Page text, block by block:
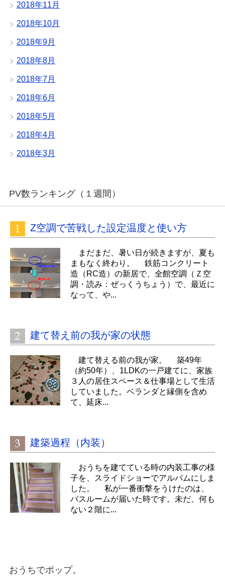
2018年11月
2018年10月
2018年9月
2018年8月
2018年7月
2018年6月
2018年5月
2018年4月
2018年3月
PV数ランキング（１週間）
Z空調で苦戦した設定温度と使い方
まだまだ、暑い日が続きますが、夏も
まもなく終わり。 鉄筋コンクリート
造（RC造）の新居で、全館空調（Ｚ空
調・読み：ぜっくうちょう）で、最近に
なって、や...
建て替え前の我が家の状態
建て替える前の我が家。 築49年
（約50年）、1LDKの一戸建てに、家族
３人の居住スペース＆仕事場として生活
していました。ベランダと縁側を含め
て、延床...
建築過程（内装）
おうちを建てている時の内装工事の様
子を、スライドショーでアルバムにしま
した。 私が一番衝撃をうけたのは、
バスルームが届いた時です。未だ、何も
ない２階に...
おうちでポップ。